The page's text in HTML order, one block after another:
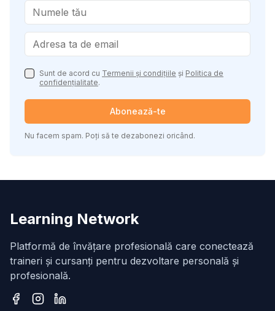
Sunt de acord cu Termenii și condițiile și Politica de
confidențialitate.
Abonează-te
Nu facem spam. Poți să te dezabonezi oricând.
Learning Network
Platformă de învățare profesională care conectează
traineri și cursanți pentru dezvoltare personală și
profesională.